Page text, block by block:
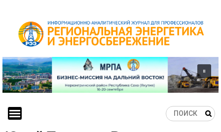
content